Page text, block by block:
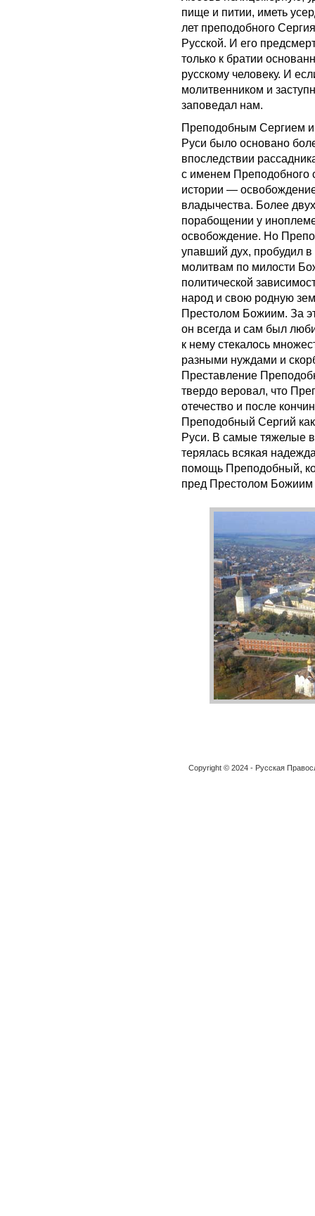
пище и питии, иметь
лет преподобного
Русской. И его
только к братии
русскому человеку. И
молитвенником и
заповедал нам.
Преподобным Сергием и
Руси было основано
впоследствии
с именем Преподобного
истории —
владычества. Более
порабощении у
освобождение. Но
упавший дух, пробудил
молитвам по милости
политической
народ и свою родную
Престолом Божиим. За
он всегда и сам был
к нему стекалось
разными нуждами и
Преставление
твердо веровал, что
отечество и после
Преподобный Сергий
Руси. В самые тяжелые
терялась всякая
помощь Преподобный,
пред Престолом Божиим
Copyright © 2024 - Русская